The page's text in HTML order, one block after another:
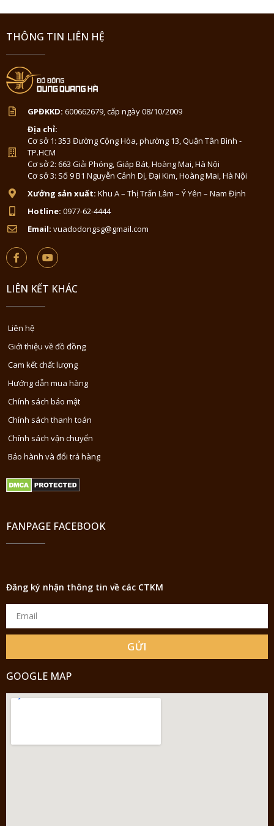
THÔNG TIN LIÊN HỆ
GPĐKKD: 600662679, cấp ngày 08/10/2009
Địa chỉ:
Cơ sở 1: 353 Đường Cộng Hòa, phường 13, Quận Tân Bình -
TP.HCM
Cơ sở 2: 663 Giải Phóng, Giáp Bát, Hoàng Mai, Hà Nội
Cơ sở 3: Số 9 B1 Nguyễn Cảnh Dị, Đại Kim, Hoàng Mai, Hà Nội
Xưởng sản xuất: Khu A – Thị Trấn Lâm – Ý Yên – Nam Định
Hotline: 0977-62-4444
Email: vuadodongsg@gmail.com
LIÊN KẾT KHÁC
Liên hệ
Giới thiệu về đồ đồng
Cam kết chất lượng
Hướng dẫn mua hàng
Chính sách bảo mật
Chính sách thanh toán
Chính sách vận chuyển
Bảo hành và đổi trả hàng
FANPAGE FACEBOOK
Đăng ký nhận thông tin về các CTKM
GỬI
GOOGLE MAP